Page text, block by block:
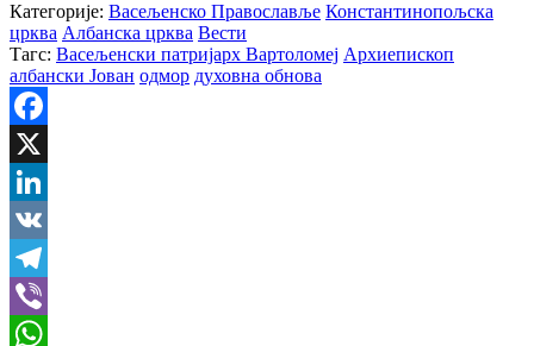
Категорије: Васељенско Православље Константинопољска
црква Албанска црква Вести
Тагс: Васељенски патријарх Вартоломеј Архиепископ
албански Јован одмор духовна обнова
Facebook
X
LinkedIn
VK
Telegram
Viber